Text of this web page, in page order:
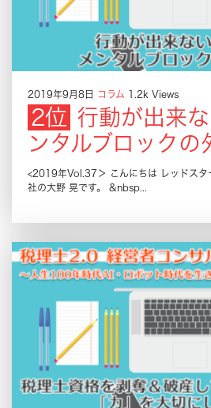
2019年9月8日 コラム 1.2k Views
行動が出来
ンタルブロックの
<2019年Vol.37＞ こんにちは レッドスタ
社の大野 晃です。 &nbsp...